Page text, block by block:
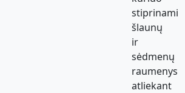
stiprinami
šlaunų
ir
sėdmenų
raumenys
atliekant